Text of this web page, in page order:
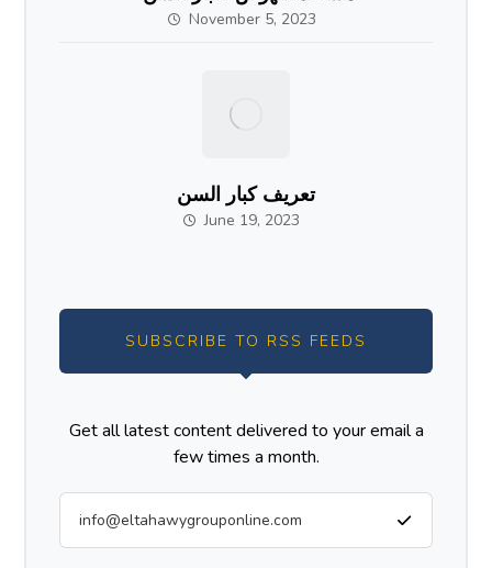
November 5, 2023
تعريف كبار السن
June 19, 2023
SUBSCRIBE TO RSS FEEDS
Get all latest content delivered to your email a
few times a month.